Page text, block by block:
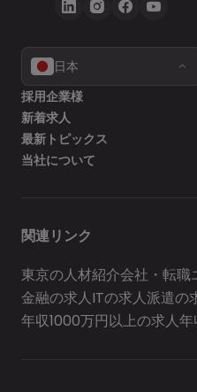
日本
採用企業様
新着求人
最新トピックス
当社について
関連リンク
東京の人材紹介会社・転職
金融の求人ITの求人派遣の
年収1000万円以上の求人